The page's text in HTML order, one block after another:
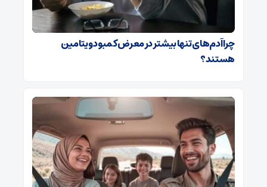
چرا آدم‌های تنها بیشتر در معرض کمبود ویتامین
هستند؟